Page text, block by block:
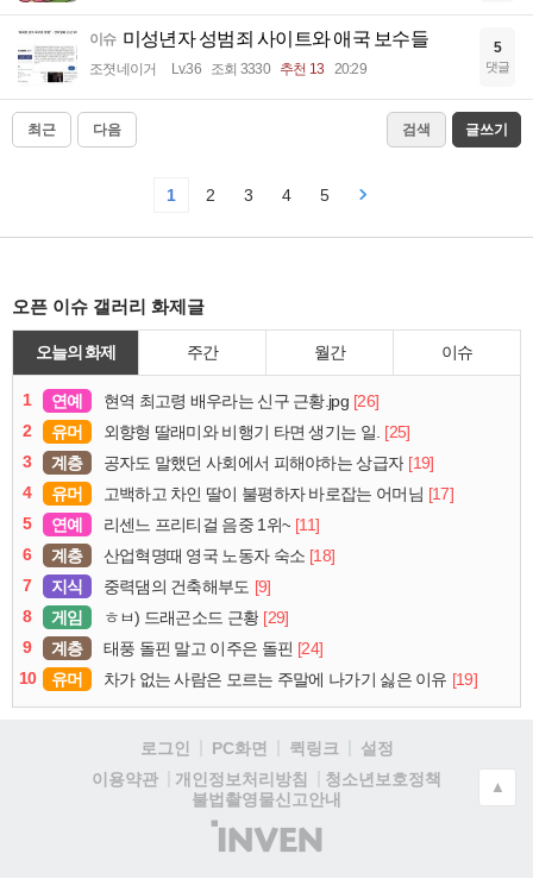
이슈 미성년자 성범죄 사이트와 애국 보수들
조졋네이거 Lv.36 조회 3330 추천 13 20:29
5
댓글
최근 다음 검색 글쓰기
1 2 3 4 5
오픈 이슈 갤러리 화제글
오늘의 화제 주간 월간 이슈
1 연예 현역 최고령 배우라는 신구 근황.jpg [26]
2
유머 외향형 딸래미와 비행기 타면 생기는 일. [25]
3
계층 공자도 말했던 사회에서 피해야하는 상급자 [19]
4
유머 고백하고 차인 딸이 불평하자 바로잡는 어머님 [17]
5
연예 리센느 프리티걸 음중 1위~ [11]
6
계층 산업혁명때 영국 노동자 숙소 [18]
7
지식 중력댐의 건축해부도 [9]
8
게임 ㅎㅂ) 드래곤소드 근황 [29]
9
계층 태풍 돌핀 말고 이주은 돌핀 [24]
10
유머 차가 없는 사람은 모르는 주말에 나가기 싫은 이유 [19]
로그인 PC화면 퀵링크
설정
이용약관
개인정보처리방침
청소년보호정책
불법촬영물신고안내
(주)
인
▲